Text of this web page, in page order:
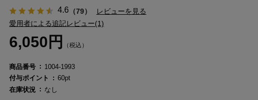
4.6 （79）
レビューを見る
愛用者による追記レビュー(1)
6,050円 （税込）
商品番号
1004-1993
付与ポイント
60pt
在庫状況
なし